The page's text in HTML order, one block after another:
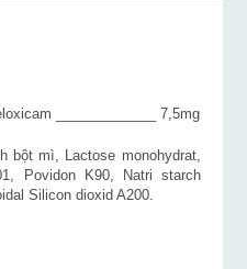
_____________ 7,5mg
mì, Lactose monohydrat,
Povidon K90, Natri starch
Silicon dioxid A200.